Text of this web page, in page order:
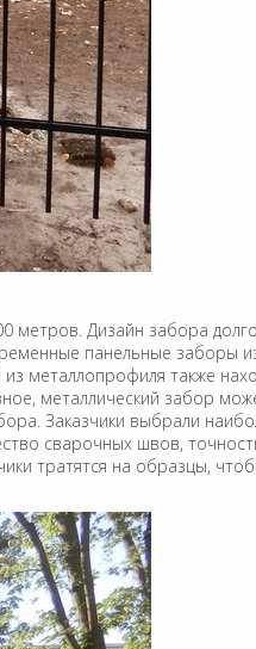
метров. Дизайн забора
панельные заборы
металлопрофиля также
металлический забор
Заказчики выбрали
сварочных швов,
тратятся на образцы,